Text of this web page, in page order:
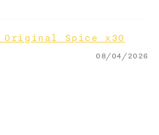
Spice x30
08/04/2026